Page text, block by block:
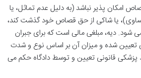
امکان پذیر نباشد (به دلیل عدم تماثل، یا
یا شاکی از حق قصاص خود گذشت کند،
شود. دیه، مبلغی مالی است که برای جبران
شده و میزان آن بر اساس نوع و شدت
پزشکی قانونی تعیین و توسط دادگاه حکم می